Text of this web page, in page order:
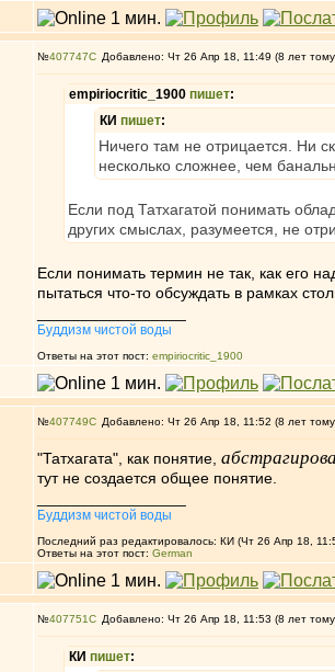
№407747 Добавлено: Чт 26 Апр 18, 11:49 (8 лет
empiriocritic_1900 пишет:
КИ пишет:
Ничего там не отрицается. Ни
несколько сложнее, чем
Если под Татхагатой понимать
других смыслах, разумеется, не
Если понимать термин не так, как его
пытаться что-то обсуждать в рамках
Буддизм чистой воды
Ответы на этот пост: empiriocritic_1900
№407749 Добавлено: Чт 26 Апр 18, 11:52 (8 лет
"Татхагата", как понятие,
тут не создается общее понятие.
Буддизм чистой воды
Последний раз редактировалось: КИ (Чт 26 Апр 18,
Ответы на этот пост: German
№407751 Добавлено: Чт 26 Апр 18, 11:53 (8 лет
КИ пишет: